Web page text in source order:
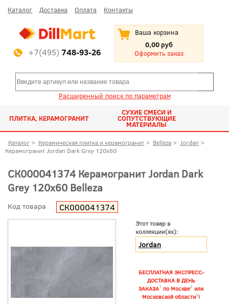
Каталог Доставка Оплата Контакты
+7(495) 748-93-26
Ваша корзина
0,00 руб
Оформить заказ
Расширенный поиск по параметрам
ПЛИТКА, КЕРАМОГРАНИТ
СУХИЕ СМЕСИ И
СОПУТСТВУЮЩИЕ
МАТЕРИАЛЫ
Каталог > Керамическая плитка и керамогранит > Belleza > Jordan >
Керамогранит Jordan Dark Grey 120x60
СК000041374 Керамогранит Jordan Dark
Grey 120x60 Belleza
Код товара СК000041374
Этот товар в
коллекции(ях):
Jordan
БЕСПЛАТНАЯ ЭКСПРЕСС-
ДОСТАВКА В ДЕНЬ
ЗАКАЗА1 по Москве2 или
Московской области3!